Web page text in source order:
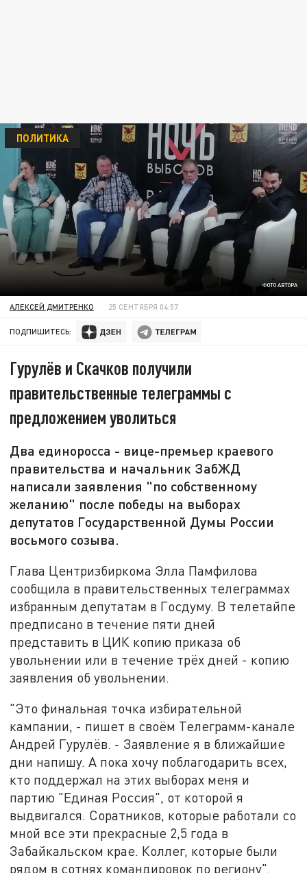
ФОТО АВТОРА
ПОЛИТИКА
АЛЕКСЕЙ ДМИТРЕНКО 25 СЕНТЯБРЯ 04:57
ПОДПИШИТЕСЬ:
Гурулёв и Скачков получили
правительственные телеграммы с
предложением уволиться
Два единоросса - вице-премьер краевого
правительства и начальник ЗабЖД
написали заявления "по собственному
желанию" после победы на выборах
депутатов Государственной Думы России
восьмого созыва.
Глава Центризбиркома Элла Памфилова
сообщила в правительственных телеграммах
избранным депутатам в Госдуму. В телетайпе
предписано в течение пяти дней
представить в ЦИК копию приказа об
увольнении или в течение трёх дней - копию
заявления об увольнении.
"Это финальная точка избирательной
кампании, - пишет в своём Телеграмм-канале
Андрей Гурулёв. - Заявление я в ближайшие
дни напишу. А пока хочу поблагодарить всех,
кто поддержал на этих выборах меня и
партию "Единая Россия", от которой я
выдвигался. Соратников, которые работали со
мной все эти прекрасные 2,5 года в
Забайкальском крае. Коллег, которые были
рядом в сотнях командировок по региону".